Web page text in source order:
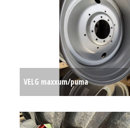
VELG maxxum/puma